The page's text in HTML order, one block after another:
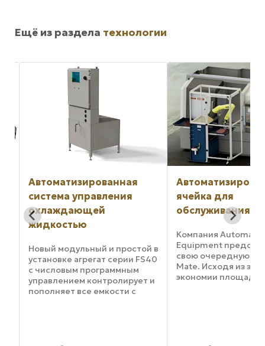
Ещё из раздела технологии
Автоматизированная
ячейка для
обслуживания станка
Equipment представляет
свою очередную новинку, MD
Mate. Исходя из задачи
экономии площади цеха, а
также из того, что гибкость
паллетами для
пятиосевых
горизонтальных
центров